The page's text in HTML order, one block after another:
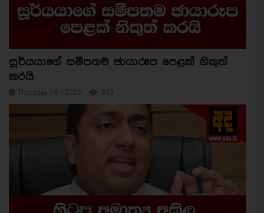
සූර්යයාගේ සමීපතම ඡායාරූප පෙළක් නිකුත්
කරයි
Thursday / 6 / 2026 533